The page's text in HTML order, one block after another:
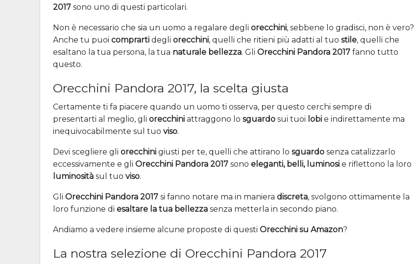
2017 sono uno di questi particolari.
Non è necessario che sia un uomo a regalare degli orecchini, sebbene lo gradisci, non è vero?
Anche tu puoi comprarti degli orecchini, quelli che ritieni più adatti al tuo stile, quelli che
esaltano la tua persona, la tua naturale bellezza. Gli Orecchini Pandora 2017 fanno tutto
questo.
Orecchini Pandora 2017, la scelta giusta
Certamente ti fa piacere quando un uomo ti osserva, per questo cerchi sempre di
presentarti al meglio, gli orecchini attraggono lo sguardo sui tuoi lobi e indirettamente ma
inequivocabilmente sul tuo viso.
Devi scegliere gli orecchini giusti per te, quelli che attirano lo sguardo senza catalizzarlo
eccessivamente e gli Orecchini Pandora 2017 sono eleganti, belli, luminosi e riflettono la loro
luminosità sul tuo viso.
Gli Orecchini Pandora 2017 si fanno notare ma in maniera discreta, svolgono ottimamente la
loro funzione di esaltare la tua bellezza senza metterla in secondo piano.
Andiamo a vedere insieme alcune proposte di questi Orecchini su Amazon?
La nostra selezione di Orecchini Pandora 2017